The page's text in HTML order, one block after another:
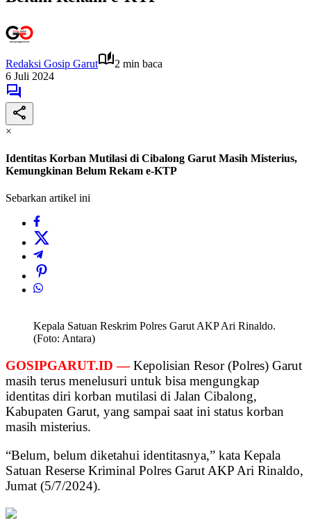
Redaksi Gosip Garut
2 min baca
6 Juli 2024
×
Identitas Korban Mutilasi di Cibalong Garut Masih Misterius,
Kemungkinan Belum Rekam e-KTP
Sebarkan artikel ini
Kepala Satuan Reskrim Polres Garut AKP Ari Rinaldo.
(Foto: Antara)
GOSIPGARUT.ID — Kepolisian Resor (Polres) Garut
masih terus menelusuri untuk bisa mengungkap
identitas diri korban mutilasi di Jalan Cibalong,
Kabupaten Garut, yang sampai saat ini status korban
masih misterius.
“Belum, belum diketahui identitasnya,” kata Kepala
Satuan Reserse Kriminal Polres Garut AKP Ari Rinaldo,
Jumat (5/7/2024).